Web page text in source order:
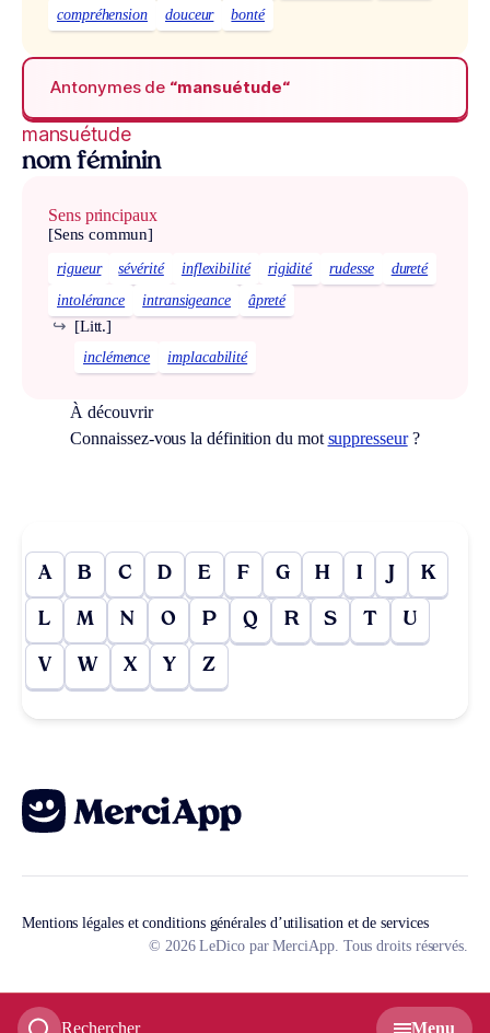
Rechercher Menu
compréhension
douceur bonté
Antonymes de “mansuétude“
mansuétude
nom féminin
Sens principaux
[Sens commun]
rigueur sévérité inflexibilité rigidité rudesse
dureté
intolérance
intransigeance âpreté
[Litt.]
↪
inclémence implacabilité
À découvrir
Connaissez-vous la définition du mot suppresseur?
A B C D E F G H I J K
L M N O P Q R S T U
V W X Y Z
Mentions légales et conditions générales d’utilisation et de services
© 2026 LeDico par MerciApp. Tous droits réservés.